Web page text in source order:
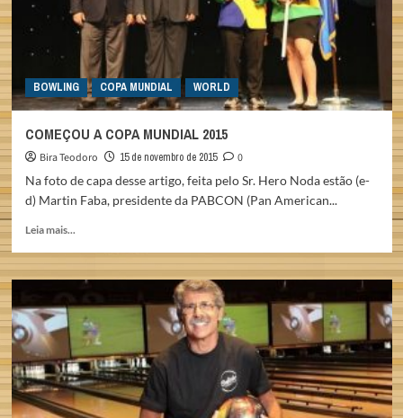
BOWLING COPA MUNDIAL WORLD
COMEÇOU A COPA MUNDIAL 2015
Bira Teodoro 15 de novembro de 2015
0
Na foto de capa desse artigo, feita pelo Sr. Hero Noda estão (e-
d) Martin Faba, presidente da PABCON (Pan American...
Leia mais...
about
COMEÇOU
COPA
MUNDIAL
2015